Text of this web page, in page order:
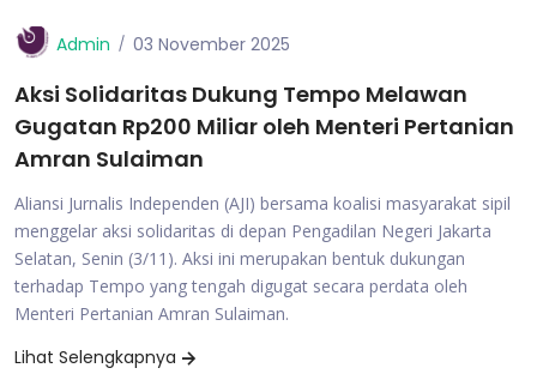
Admin 03 November 2025
Aksi Solidaritas Dukung Tempo Melawan
Gugatan Rp200 Miliar oleh Menteri Pertanian
Amran Sulaiman
Aliansi Jurnalis Independen (AJI) bersama koalisi masyarakat sipil
menggelar aksi solidaritas di depan Pengadilan Negeri Jakarta
Selatan, Senin (3/11). Aksi ini merupakan bentuk dukungan
terhadap Tempo yang tengah digugat secara perdata oleh
Menteri Pertanian Amran Sulaiman.
Lihat Selengkapnya